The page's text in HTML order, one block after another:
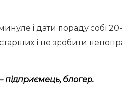
і дати пораду собі
і не зробити
підприємець, блогер.